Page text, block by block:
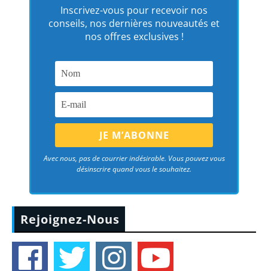
Inscrivez-vous pour recevoir nos
conseils, nos dernières nouveautés et
nos offres exclusives !
Avec nous, pas de courrier indésirable. Vous pouvez vous
désinscrire quand vous le souhaitez.
Rejoignez-Nous